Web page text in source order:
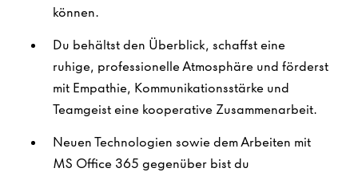
können.
Du behältst den Überblick, schaffst eine
ruhige, professionelle Atmosphäre und förderst
mit Empathie, Kommunikationsstärke und
Teamgeist eine kooperative Zusammenarbeit.
Neuen Technologien sowie dem Arbeiten mit
MS Office 365 gegenüber bist du